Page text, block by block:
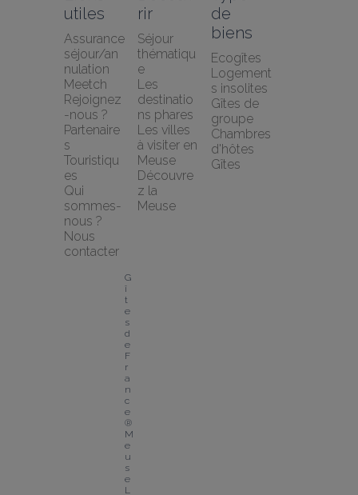
utiles
Assurance
séjour/an
nulation
Meetch
Rejoignez
-nous ?
Partenaire
s
Touristiqu
es
Qui
sommes-
nous ?
Nous
contacter
rir
Séjour
thématiqu
e
Les
destinatio
ns phares
Les villes
à visiter en
Meuse
Découvre
z la
Meuse
de
biens
Ecogîtes
Logement
s insolites
Gîtes de
groupe
Chambres
d'hôtes
Gîtes
G
î
t
e
s
d
e
F
r
a
n
c
e
®
M
e
u
s
e
L